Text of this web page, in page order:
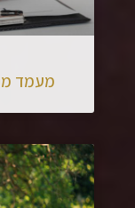
מעמד